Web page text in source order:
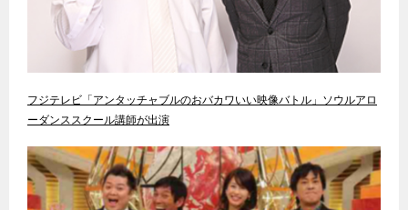
フジテレビ「アンタッチャブルのおバカワいい映像バトル」ソウルアロ
ーダンススクール講師が出演